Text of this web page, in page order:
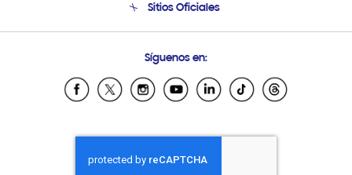
Soporte vía eMail
Sitios Oficiales
Samsung Ecuador
Samsung El Salvador
Samsung Honduras
Samsung Nicaragua
Síguenos en: